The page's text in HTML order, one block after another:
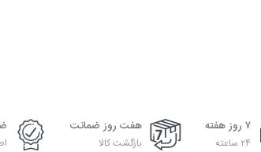
۷ روز هفته
۲۴ ساعته
هفت روز ضمانت
بازگشت کالا